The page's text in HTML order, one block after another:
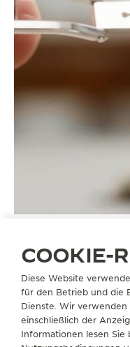
ÜBER UNS
COOKIE-
Diese Website
für den Betrieb und die
Dienste. Wir
einschließlich der
Informationen lesen Sie